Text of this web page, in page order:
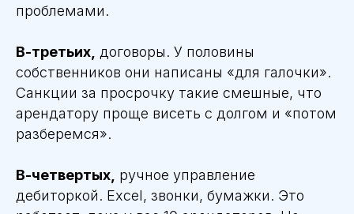
проблемами.
В-третьих, договоры. У половины
собственников они написаны «для галочки».
Санкции за просрочку такие смешные, что
арендатору проще висеть с долгом и «потом
разберемся».
В-четвертых, ручное управление
дебиторкой. Excel, звонки, бумажки. Это